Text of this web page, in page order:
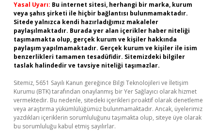
Yasal Uyarı: Bu internet sitesi, herhangi bir marka, kurum
veya şahıs şirketi ile hiçbir bağlantısı bulunmamaktadır.
Sitede yalnızca kendi hazırladığımız makaleler
paylaşılmaktadır. Burada yer alan içerikler haber niteliği
taşımamakta olup, gerçek kurum ve kişiler hakkında
paylaşım yapılmamaktadır. Gerçek kurum ve kişiler ile isim
benzerlikleri tamamen tesadüfidir. Sitemizdeki bilgiler
taslak halindedir ve tavsiye niteliği taşımazlar.
Sitemiz, 5651 Sayılı Kanun gereğince Bilgi Teknolojileri ve İletişim
Kurumu (BTK) tarafından onaylanmış bir Yer Sağlayıcı olarak hizmet
vermektedir. Bu nedenle, sitedeki içerikleri proaktif olarak denetleme
veya araştırma yükümlülüğümüz bulunmamaktadır. Ancak, üyelerimiz
yazdıkları içeriklerin sorumluluğunu taşımakta olup, siteye üye olarak
bu sorumluluğu kabul etmiş sayılırlar.